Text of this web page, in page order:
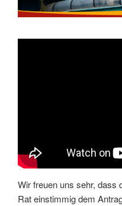
Wir freuen uns sehr, dass
Rat einstimmig dem